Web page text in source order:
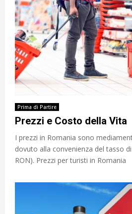
Prima di Partire
Prezzi e Costo della Vita
I prezzi in Romania sono
dovuto alla convenienza del tasso
RON). Prezzi per turisti in Romania